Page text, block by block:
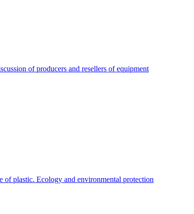
of producers and resellers of equipment
plastic. Ecology and environmental protection